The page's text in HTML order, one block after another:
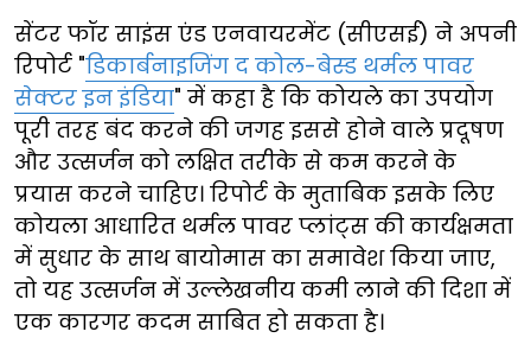
सेंटर फॉर साइंस एंड एनवायरमेंट (सीएसई) ने अपनी
रिपोर्ट "डिकार्बनाइजिंग द कोल-बेस्ड थर्मल पावर
सेक्टर इन इंडिया" में कहा है कि कोयले का उपयोग
पूरी तरह बंद करने की जगह इससे होने वाले प्रदूषण
और उत्सर्जन को लक्षित तरीके से कम करने के
प्रयास करने चाहिए। रिपोर्ट के मुताबिक इसके लिए
कोयला आधारित थर्मल पावर प्लांट्स की कार्यक्षमता
में सुधार के साथ बायोमास का समावेश किया जाए,
तो यह उत्सर्जन में उल्लेखनीय कमी लाने की दिशा में
एक कारगर कदम साबित हो सकता है।